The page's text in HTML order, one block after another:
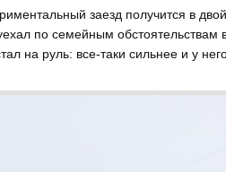
заезд получится в
по семейным
на руль: все-таки сильнее и у